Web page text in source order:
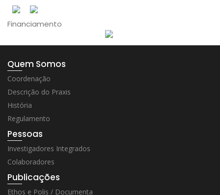
Financiamento
Quem Somos
Coordenação
Descrição do Praxis
História
Regulamento
Pessoas
Investigadores Integrados
Colaboradores
Publicações
Ethos e Polis / Documenta